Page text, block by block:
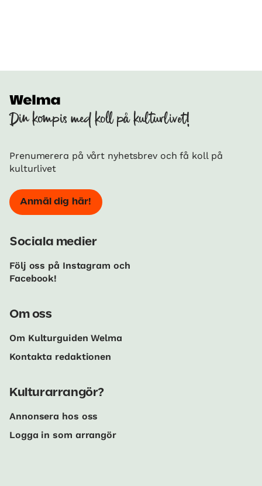
Din kompis med koll på kulturlivet!
Prenumerera på vårt nyhetsbrev och få koll på
kulturlivet
Anmäl dig här!
Sociala medier
Följ oss på Instagram och
Facebook!
Om oss
Om Kulturguiden Welma
Kontakta redaktionen
Kulturarrangör?
Annonsera hos oss
Logga in som arrangör